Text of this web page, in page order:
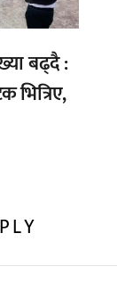
बढ्दै :
भित्रिए,